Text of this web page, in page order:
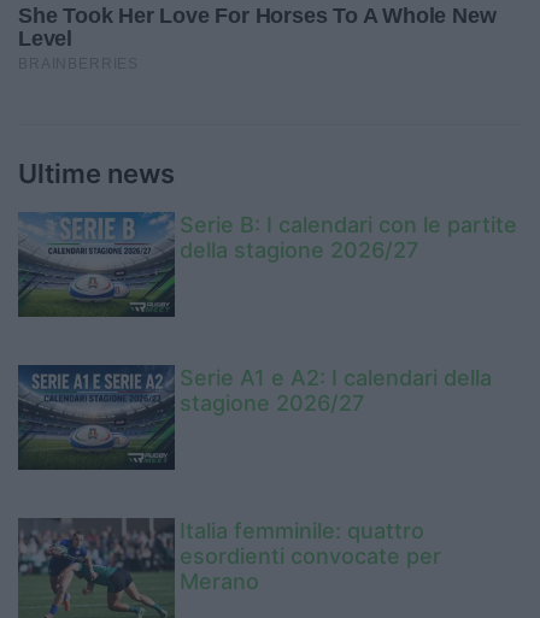
Ultime news
Serie B: I calendari con le partite
della stagione 2026/27
Serie A1 e A2: I calendari della
stagione 2026/27
Italia femminile: quattro
esordienti convocate per
Merano